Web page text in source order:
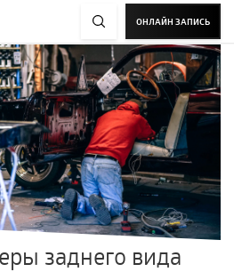
ОНЛАЙН ЗАПИСЬ
заднего вида